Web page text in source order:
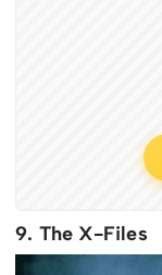
9. The X-Files